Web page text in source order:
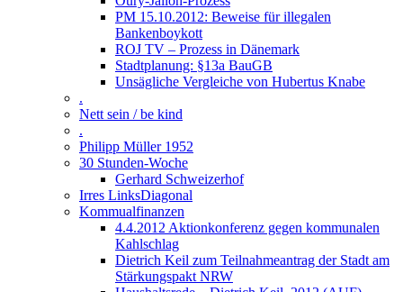
PM 15.10.2012: Beweise für illegalen
Bankenboykott
ROJ TV – Prozess in Dänemark
Stadtplanung: §13a BauGB
Unsägliche Vergleiche von Hubertus Knabe
.
Nett sein / be kind
.
Philipp Müller 1952
30 Stunden-Woche
Gerhard Schweizerhof
Irres LinksDiagonal
Kommualfinanzen
4.4.2012 Aktionkonferenz gegen kommunalen
Kahlschlag
Dietrich Keil zum Teilnahmeantrag der Stadt am
Stärkungspakt NRW